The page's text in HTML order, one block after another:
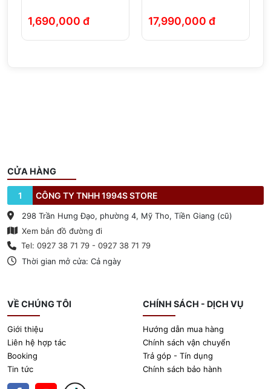
- Chính Hãng
1,690,000 đ 17,990,000 đ
CỬA HÀNG
1 CÔNG TY TNHH 1994S STORE
298 Trần Hưng Đạo, phường 4, Mỹ Tho, Tiền Giang (cũ)
Xem bản đồ đường đi
Tel: 0927 38 71 79 - 0927 38 71 79
Thời gian mở cửa: Cả ngày
VỀ CHÚNG TÔI
Giới thiệu
Liên hệ hợp tác
Booking
Tin tức
CHÍNH SÁCH - DỊCH VỤ
Hướng dẫn mua hàng
Chính sách vận chuyển
Trả góp - Tín dụng
Chính sách bảo hành